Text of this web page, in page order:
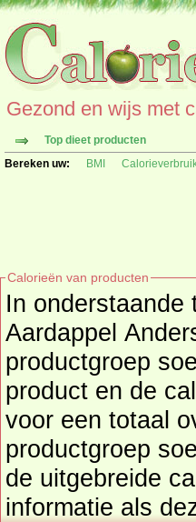
Gezond en wijs met
Top dieet producten
Bereken uw:
BMI
Calorieën van producten
In onderstaande
Aardappel
productgroep
voor een totaal overzicht of bekijk alle producten uit de
productgroep
de uitgebreide
informatie als